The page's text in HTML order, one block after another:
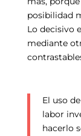
posibilidad
Lo decisivo
mediante
El uso
labor
hacerlo